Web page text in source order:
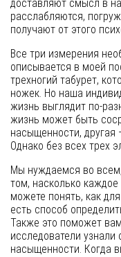
доставляют смысл в
расслабляются,
получают от этого
Все три измерения
описывается в моей
трехногий табурет,
ножек. Но наша
жизнь выглядит по-
жизнь может быть
насыщенности,
Однако без всех трех
Мы нуждаемся во
том, насколько
можете понять, как
есть способ
Также это поможет
исследователи
насыщенности. Когда